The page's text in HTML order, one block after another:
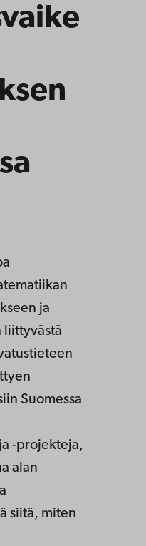
ja
liittyvästä
Suomessa
-projekteja,
alan
siitä, miten